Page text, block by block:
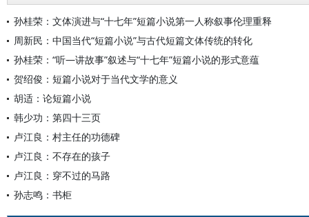
孙桂荣：文体演进与“十七年”短篇小说第一人称叙事伦理重释
周新民：中国当代“短篇小说”与古代短篇文体传统的转化
孙桂荣：“听—讲故事”叙述与“十七年”短篇小说的形式意蕴
贺绍俊：短篇小说对于当代文学的意义
胡适：论短篇小说
韩少功：第四十三页
卢江良：村主任的功德碑
卢江良：不存在的孩子
卢江良：穿不过的马路
孙志鸣：书柜